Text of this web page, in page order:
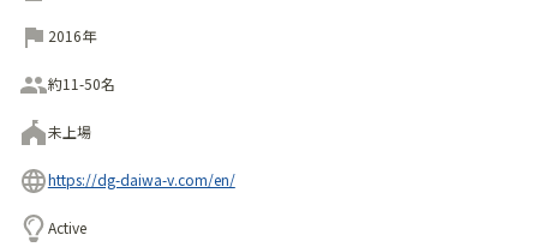
2016年
約11-50名
未上場
https://dg-daiwa-v.com/en/
Active